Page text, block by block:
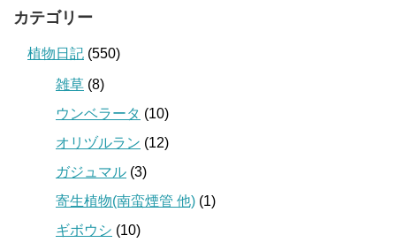
カテゴリー
植物日記 (550)
雑草 (8)
ウンベラータ (10)
オリヅルラン (12)
ガジュマル (3)
寄生植物(南蛮煙管 他) (1)
ギボウシ (10)